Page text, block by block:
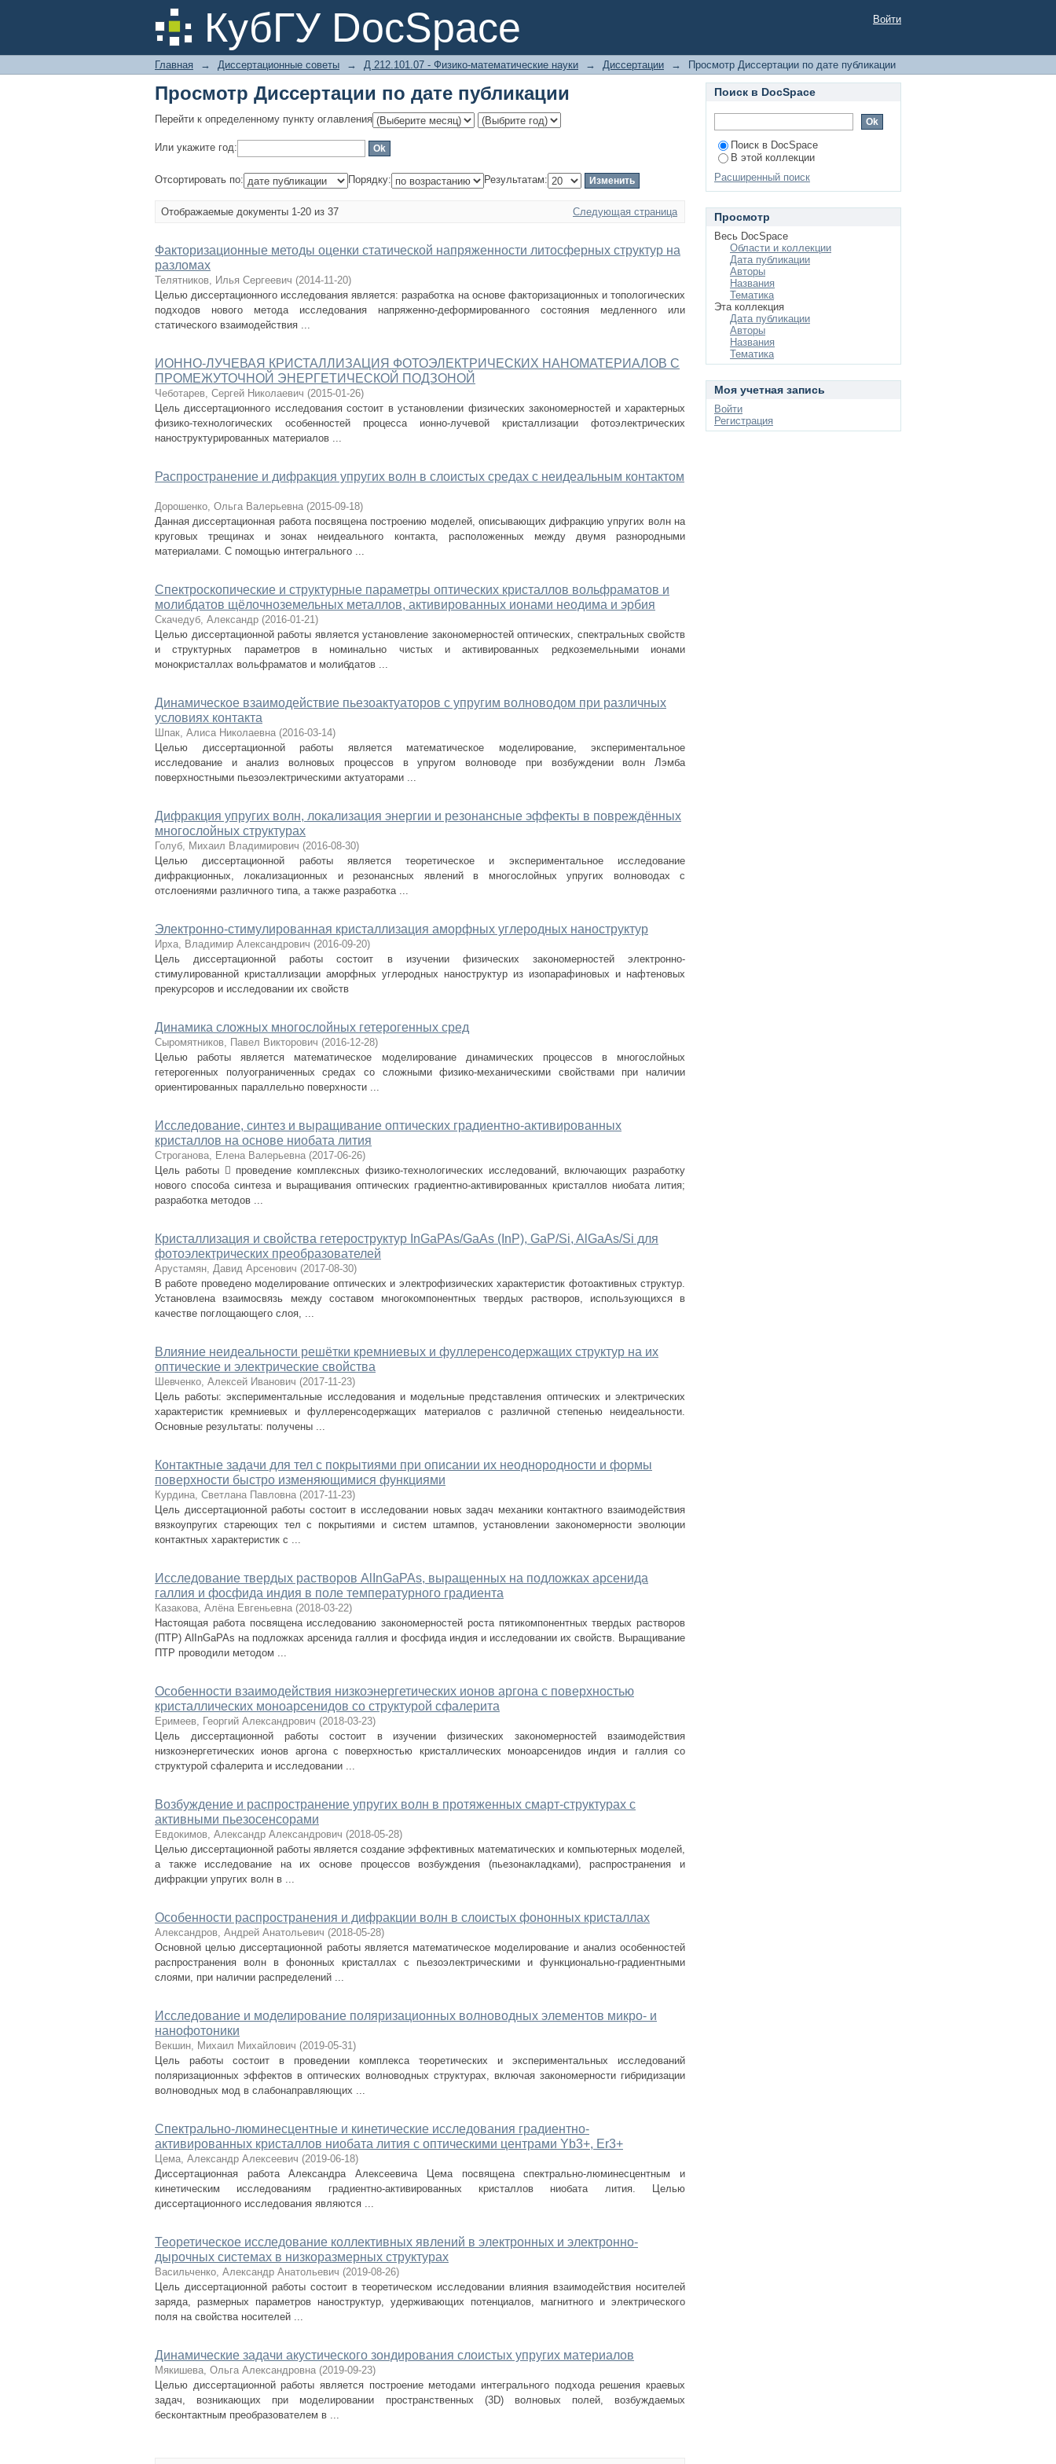
КубГУ DocSpace
Просмотр Диссертации по дате публикации Войти
Главная → Диссертационные советы → Д 212.101.07 - Физико-математические науки → Диссертации → Просмотр Диссертации по дате публикации
Просмотр Диссертации по дате публикации
Перейти к определенному пункту оглавления
Или укажите год:
Отсортировать по: Порядку: Результатам:
Отображаемые документы 1-20 из 37 Следующая страница
Факторизационные методы оценки статической напряженности литосферных структур на
разломах
Телятников, Илья Сергеевич (2014-11-20)
Целью диссертационного исследования является: разработка на основе факторизационных и топологических
подходов нового метода исследования напряженно-деформированного состояния медленного или
статического взаимодействия ...
ИОННО-ЛУЧЕВАЯ КРИСТАЛЛИЗАЦИЯ ФОТОЭЛЕКТРИЧЕСКИХ НАНОМАТЕРИАЛОВ С
ПРОМЕЖУТОЧНОЙ ЭНЕРГЕТИЧЕСКОЙ ПОДЗОНОЙ
Чеботарев, Сергей Николаевич (2015-01-26)
Цель диссертационного исследования состоит в установлении физических закономерностей и характерных
физико-технологических особенностей процесса ионно-лучевой кристаллизации фотоэлектрических
наноструктурированных материалов ...
Распространение и дифракция упругих волн в слоистых средах с неидеальным контактом
Дорошенко, Ольга Валерьевна (2015-09-18)
Данная диссертационная работа посвящена построению моделей, описывающих дифракцию упругих волн на
круговых трещинах и зонах неидеального контакта, расположенных между двумя разнородными
материалами. С помощью интегрального ...
Спектроскопические и структурные параметры оптических кристаллов вольфраматов и
молибдатов щёлочноземельных металлов, активированных ионами неодима и эрбия
Скачедуб, Александр (2016-01-21)
Целью диссертационной работы является установление закономерностей оптических, спектральных свойств
и структурных параметров в номинально чистых и активированных редкоземельными ионами
монокристаллах вольфраматов и молибдатов ...
Динамическое взаимодействие пьезоактуаторов с упругим волноводом при различных
условиях контакта
Шпак, Алиса Николаевна (2016-03-14)
Целью диссертационной работы является математическое моделирование, экспериментальное
исследование и анализ волновых процессов в упругом волноводе при возбуждении волн Лэмба
поверхностными пьезоэлектрическими актуаторами ...
Дифракция упругих волн, локализация энергии и резонансные эффекты в повреждённых
многослойных структурах
Голуб, Михаил Владимирович (2016-08-30)
Целью диссертационной работы является теоретическое и экспериментальное исследование
дифракционных, локализационных и резонансных явлений в многослойных упругих волноводах с
отслоениями различного типа, а также разработка ...
Электронно-стимулированная кристаллизация аморфных углеродных наноструктур
Ирха, Владимир Александрович (2016-09-20)
Цель диссертационной работы состоит в изучении физических закономерностей электронно-
стимулированной кристаллизации аморфных углеродных наноструктур из изопарафиновых и нафтеновых
прекурсоров и исследовании их свойств
Динамика сложных многослойных гетерогенных сред
Сыромятников, Павел Викторович (2016-12-28)
Целью работы является математическое моделирование динамических процессов в многослойных
гетерогенных полуограниченных средах со сложными физико-механическими свойствами при наличии
ориентированных параллельно поверхности ...
Исследование, синтез и выращивание оптических градиентно-активированных
кристаллов на основе ниобата лития
Строганова, Елена Валерьевна (2017-06-26)
Цель работы  проведение комплексных физико-технологических исследований, включающих разработку
нового способа синтеза и выращивания оптических градиентно-активированных кристаллов ниобата лития;
разработка методов ...
Кристаллизация и свойства гетероструктур InGaPAs/GaAs (InP), GaP/Si, AlGaAs/Si для
фотоэлектрических преобразователей
Арустамян, Давид Арсенович (2017-08-30)
В работе проведено моделирование оптических и электрофизических характеристик фотоактивных структур.
Установлена взаимосвязь между составом многокомпонентных твердых растворов, использующихся в
качестве поглощающего слоя, ...
Влияние неидеальности решётки кремниевых и фуллеренсодержащих структур на их
оптические и электрические свойства
Шевченко, Алексей Иванович (2017-11-23)
Цель работы: экспериментальные исследования и модельные представления оптических и электрических
характеристик кремниевых и фуллеренсодержащих материалов с различной степенью неидеальности.
Основные результаты: получены ...
Контактные задачи для тел с покрытиями при описании их неоднородности и формы
поверхности быстро изменяющимися функциями
Курдина, Светлана Павловна (2017-11-23)
Цель диссертационной работы состоит в исследовании новых задач механики контактного взаимодействия
вязкоупругих стареющих тел с покрытиями и систем штампов, установлении закономерности эволюции
контактных характеристик с ...
Исследование твердых растворов AlInGaPAs, выращенных на подложках арсенида
галлия и фосфида индия в поле температурного градиента
Казакова, Алёна Евгеньевна (2018-03-22)
Настоящая работа посвящена исследованию закономерностей роста пятикомпонентных твердых растворов
(ПТР) AlInGaPAs на подложках арсенида галлия и фосфида индия и исследовании их свойств. Выращивание
ПТР проводили методом ...
Особенности взаимодействия низкоэнергетических ионов аргона с поверхностью
кристаллических моноарсенидов со структурой сфалерита
Еримеев, Георгий Александрович (2018-03-23)
Цель диссертационной работы состоит в изучении физических закономерностей взаимодействия
низкоэнергетических ионов аргона с поверхностью кристаллических моноарсенидов индия и галлия со
структурой сфалерита и исследовании ...
Возбуждение и распространение упругих волн в протяженных смарт-структурах с
активными пьезосенсорами
Евдокимов, Александр Александрович (2018-05-28)
Целью диссертационной работы является создание эффективных математических и компьютерных моделей,
а также исследование на их основе процессов возбуждения (пьезонакладками), распространения и
дифракции упругих волн в ...
Особенности распространения и дифракции волн в слоистых фононных кристаллах
Александров, Андрей Анатольевич (2018-05-28)
Основной целью диссертационной работы является математическое моделирование и анализ особенностей
распространения волн в фононных кристаллах с пьезоэлектрическими и функционально-градиентными
слоями, при наличии распределений ...
Исследование и моделирование поляризационных волноводных элементов микро- и
нанофотоники
Векшин, Михаил Михайлович (2019-05-31)
Цель работы состоит в проведении комплекса теоретических и экспериментальных исследований
поляризационных эффектов в оптических волноводных структурах, включая закономерности гибридизации
волноводных мод в слабонаправляющих ...
Спектрально-люминесцентные и кинетические исследования градиентно-
активированных кристаллов ниобата лития с оптическими центрами Yb3+, Er3+
Цема, Александр Алексеевич (2019-06-18)
Диссертационная работа Александра Алексеевича Цема посвящена спектрально-люминесцентным и
кинетическим исследованиям градиентно-активированных кристаллов ниобата лития. Целью
диссертационного исследования являются ...
Теоретическое исследование коллективных явлений в электронных и электронно-
дырочных системах в низкоразмерных структурах
Васильченко, Александр Анатольевич (2019-08-26)
Цель диссертационной работы состоит в теоретическом исследовании влияния взаимодействия носителей
заряда, размерных параметров наноструктур, удерживающих потенциалов, магнитного и электрического
поля на свойства носителей ...
Динамические задачи акустического зондирования слоистых упругих материалов
Мякишева, Ольга Александровна (2019-09-23)
Целью диссертационной работы является построение методами интегрального подхода решения краевых
задач, возникающих при моделировании пространственных (3D) волновых полей, возбуждаемых
бесконтактным преобразователем в ...
Поиск в DocSpace
Поиск в DocSpace
В этой коллекции
Расширенный поиск
Просмотр
Весь DocSpace
Области и коллекции
Дата публикации
Авторы
Названия
Тематика
Эта коллекция
Дата публикации
Авторы
Названия
Тематика
Моя учетная запись
Войти
Регистрация